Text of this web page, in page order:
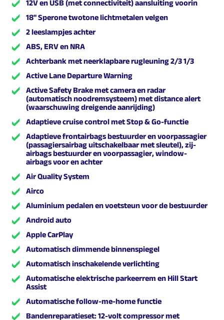
12V en USB (met connectiviteit) aansluiting voorin
18'' Sperone twotone lichtmetalen velgen
2 leeslampjes achter
ABS, ERV en NRA
Achterbank met neerklapbare rugleuning 2/3 1/3
Active Lane Departure Warning
Active Safety Brake met camera en radar
(automatisch noodremsysteem) met distance alert
(waarschuwing dreigende aanrijding)
Adaptieve cruise control met Stop & Go-functie
Adaptieve frontairbags bestuurder en voorpassagier
(passagiersairbag uitschakelbaar met sleutel), zij-
airbags bestuurder en voorpassagier, window-
airbags voor en achter
Air Quality System
Airco
Aluminium pedalen en voetsteun voor de bestuurder
Android auto
Apple CarPlay
Automatisch dimmende binnenspiegel
Automatisch inschakelende verlichting
Automatische elektrische parkeerrem en Hill Start
Assist
Automatische follow-me-home functie
Bandenreparatieset: 12-volt compressor met